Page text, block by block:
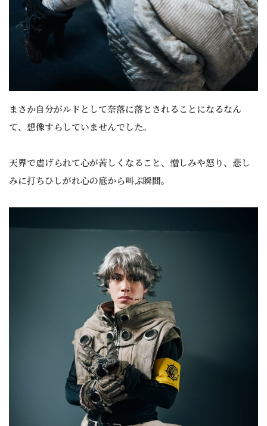
まさか自分がルドとして奈落に落とされることになるなん
て、想像すらしていませんでした。
天界で虐げられて心が苦しくなること、憎しみや怒り、悲し
みに打ちひしがれ心の底から叫ぶ瞬間。